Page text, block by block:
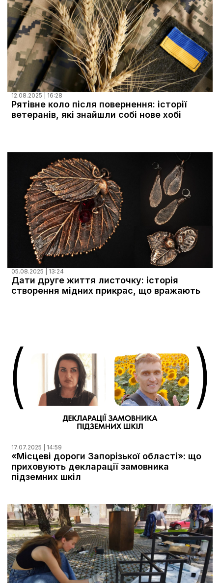
12.08.2025 | 16:28
Рятівне коло після повернення: історії
ветеранів, які знайшли собі нове хобі
05.08.2025 | 13:24
Дати друге життя листочку: історія
створення мідних прикрас, що вражають
17.07.2025 | 14:59
«Місцеві дороги Запорізької області»: що
приховують декларації замовника
підземних шкіл